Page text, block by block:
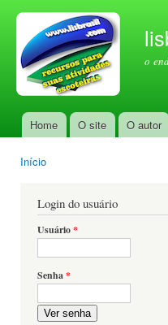
o
Menu principal
Home O site O autor
Início
Login do usuário
Usuário*
Senha*
Ver senha